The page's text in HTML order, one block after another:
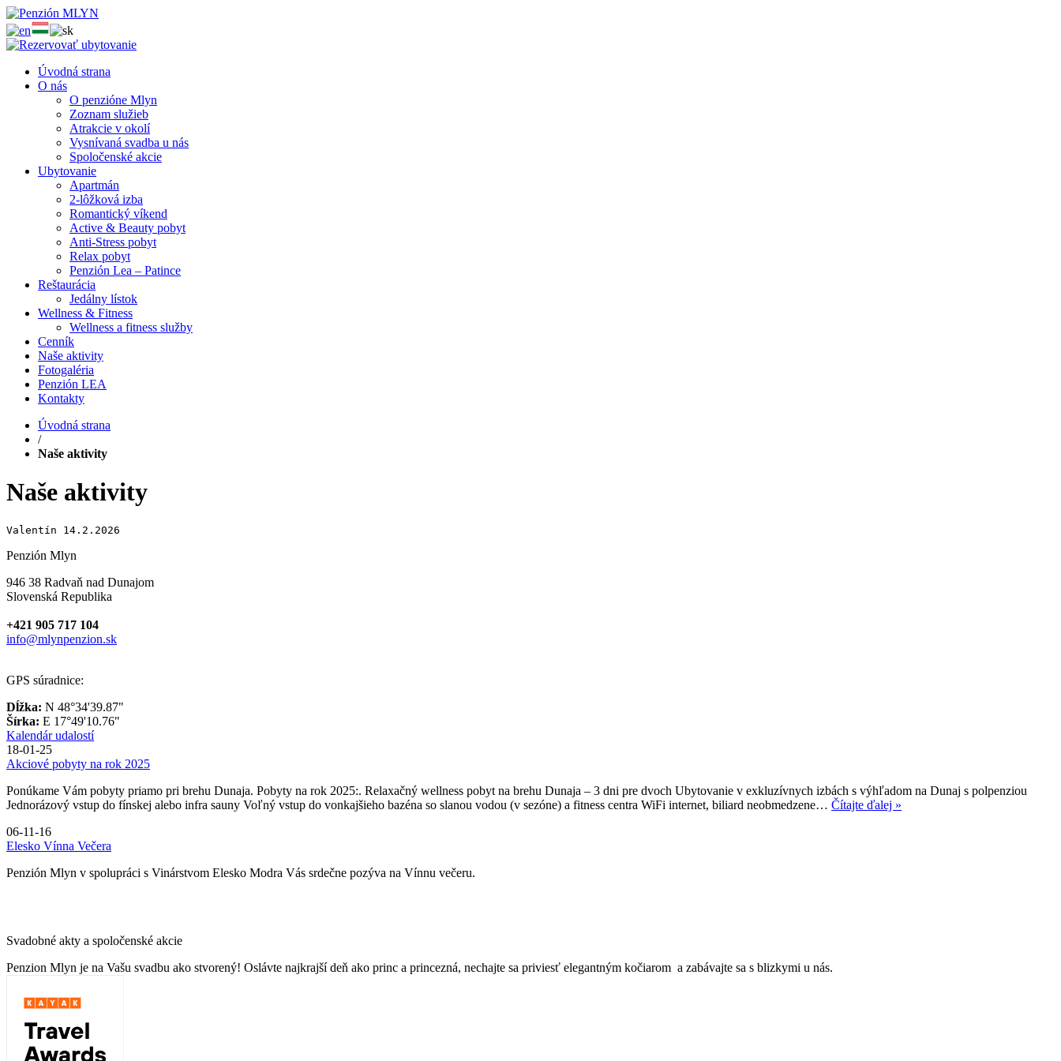
Úvodná strana
O nás
O penzióne Mlyn
Zoznam služieb
Atrakcie v okolí
Vysnívaná svadba u nás
Spoločenské akcie
Ubytovanie
Apartmán
2-lôžková izba
Romantický víkend
Active & Beauty pobyt
Anti-Stress pobyt
Relax pobyt
Penzión Lea – Patince
Reštaurácia
Jedálny lístok
Wellness & Fitness
Wellness a fitness služby
Cenník
Naše aktivity
Fotogaléria
Penzión LEA
Kontakty
Úvodná strana
/
Naše aktivity
Naše aktivity
Valentín 14.2.2026
Penzión Mlyn
946 38 Radvaň nad Dunajom
Slovenská Republika
+421 905 717 104
info@mlynpenzion.sk
GPS súradnice:
Dĺžka: N 48°34'39.87"
Šírka: E 17°49'10.76"
Kalendár udalostí
18-01-25
Akciové pobyty na rok 2025
Ponúkame Vám pobyty priamo pri brehu Dunaja. Pobyty na rok 2025:. Relaxačný wellness pobyt na brehu Dunaja – 3 dni pre dvoch Ubytovanie v exkluzívnych izbách s výhľadom na Dunaj s polpenziou
Jednorázový vstup do fínskej alebo infra sauny Voľný vstup do vonkajšieho bazéna so slanou vodou (v sezóne) a fitness centra WiFi internet, biliard neobmedzene… Čítajte ďalej »
06-11-16
Elesko Vínna Večera
Penzión Mlyn v spolupráci s Vinárstvom Elesko Modra Vás srdečne pozýva na Vínnu večeru.
Svadobné akty a spoločenské akcie
Penzion Mlyn je na Vašu svadbu ako stvorený! Oslávte najkrajší deň ako princ a princezná, nechajte sa priviesť elegantným kočiarom a zabávajte sa s blizkymi u nás.